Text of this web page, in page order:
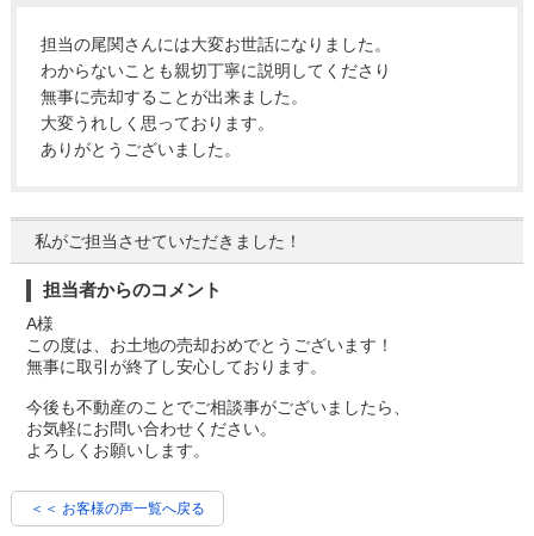
担当の尾関さんには大変お世話になりました。
わからないことも親切丁寧に説明してくださり
無事に売却することが出来ました。
大変うれしく思っております。
ありがとうございました。
私がご担当させていただきました！
担当者からのコメント
A様
この度は、お土地の売却おめでとうございます！
無事に取引が終了し安心しております。
今後も不動産のことでご相談事がございましたら、
お気軽にお問い合わせください。
よろしくお願いします。
＜＜ お客様の声一覧へ戻る